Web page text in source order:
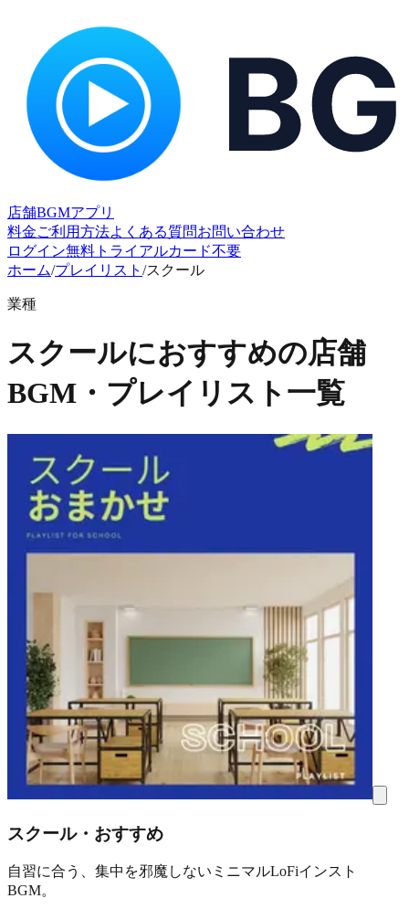
店舗BGMアプリ
料金ご利用方法よくある質問お問い合わせ
ログイン無料トライアルカード不要
ホーム/プレイリスト /スクール
業種
スクールにおすすめの店舗
BGM・プレイリスト一覧
スクール・おすすめ
自習に合う、集中を邪魔しないミニマルLoFiインスト
BGM。